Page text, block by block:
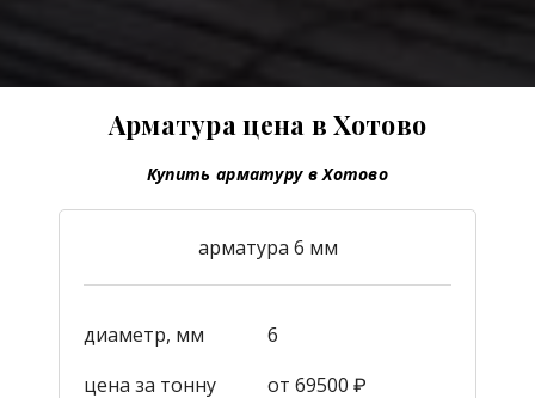
Арматура цена в Хотово
Купить арматуру в Хотово
арматура 6 мм
диаметр, мм
6
цена за тонну
от 69500 ₽